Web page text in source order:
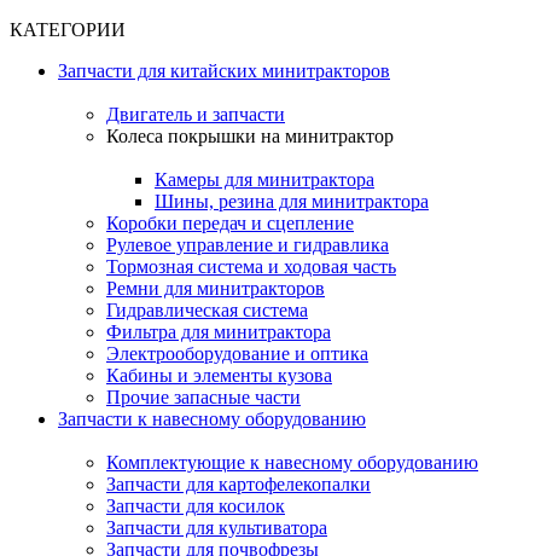
КАТЕГОРИИ
Запчасти для китайских минитракторов
Двигатель и запчасти
Колеса покрышки на минитрактор
Камеры для минитрактора
Шины, резина для минитрактора
Коробки передач и сцепление
Рулевое управление и гидравлика
Тормозная система и ходовая часть
Ремни для минитракторов
Гидравлическая система
Фильтра для минитрактора
Электрооборудование и оптика
Кабины и элементы кузова
Прочие запасные части
Запчасти к навесному оборудованию
Комплектующие к навесному оборудованию
Запчасти для картофелекопалки
Запчасти для косилок
Запчасти для культиватора
Запчасти для почвофрезы